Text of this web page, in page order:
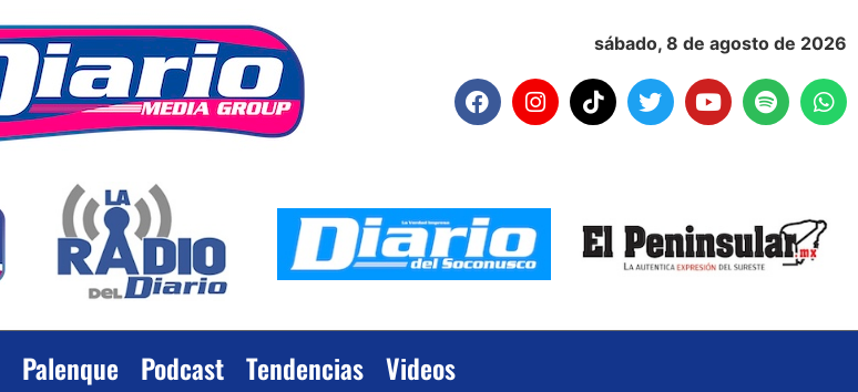
sábado, 8 de agosto de 2026
Palenque Podcast Tendencias Videos